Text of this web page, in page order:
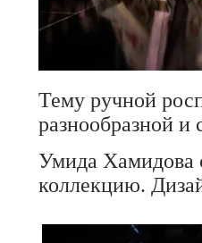
Тему ручной
разнообразной и
Умида Хамидова
коллекцию.